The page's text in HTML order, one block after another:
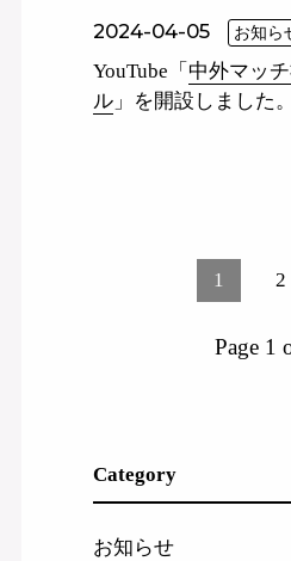
2024-04-05 お知ら
YouTube「 中外マッ
ル」を開設しました。
Page 1
1 2
Category
お知らせ